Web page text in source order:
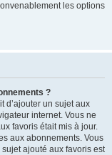
les options
?
d’ajouter un sujet aux
internet. Vous ne
favoris était mis à jour.
aux abonnements. Vous
ajouté aux favoris est